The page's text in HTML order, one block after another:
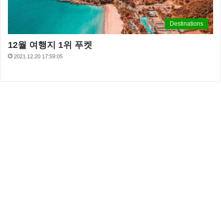
복면가왕에게 패한 복면가왕 투표하세요는 위대한탄생
시즌3 우승자 가수 한동근 이었는데요 이날 한동근은
솔지에게 팬이였다며 고백했는데요 이에 솔지는 “노래
을 갖고 있다”라고 화답했다.
Destinations
12월 여행지 1위 푸켓
2021.12.20 17:59:05